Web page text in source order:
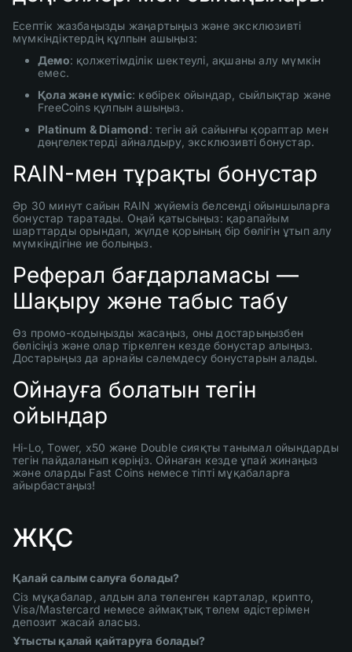
Есептік жазбаңызды жаңартыңыз және эксклюзивті
мүмкіндіктердің құлпын ашыңыз:
Демо: қолжетімділік шектеулі, ақшаны алу мүмкін
емес.
Қола және күміс: көбірек ойындар, сыйлықтар және
FreeCoins құлпын ашыңыз.
Platinum & Diamond: тегін ай сайынғы қораптар мен
дөңгелектерді айналдыру, эксклюзивті бонустар.
RAIN-мен тұрақты бонустар
Әр 30 минут сайын RAIN жүйеміз белсенді ойыншыларға
бонустар таратады. Оңай қатысыңыз: қарапайым
шарттарды орындап, жүлде қорының бір бөлігін ұтып алу
мүмкіндігіне ие болыңыз.
Реферал бағдарламасы —
Шақыру және табыс табу
Өз промо-кодыңызды жасаңыз, оны достарыңызбен
бөлісіңіз және олар тіркелген кезде бонустар алыңыз.
Достарыңыз да арнайы сәлемдесу бонустарын алады.
Ойнауға болатын тегін
ойындар
Hi-Lo, Tower, x50 және Double сияқты танымал ойындарды
тегін пайдаланып көріңіз. Ойнаған кезде ұпай жинаңыз
және оларды Fast Coins немесе тіпті мұқабаларға
айырбастаңыз!
ЖҚС
Қалай салым салуға болады?
Сіз мұқабалар, алдын ала төленген карталар, крипто,
Visa/Mastercard немесе аймақтық төлем әдістерімен
депозит жасай аласыз.
Ұтысты қалай қайтаруға болады?